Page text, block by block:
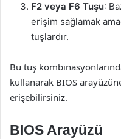
F2 veya F6 Tuşu:
erişim sağlamak
tuşlardır.
Bu tuş
kullanarak BIOS
erişebilirsiniz.
BIOS Arayüzü